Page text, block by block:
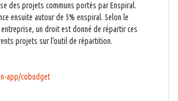
des projets communs portés par Enspiral.
ensuite autour de 5% enspiral. Selon le
un droit est donné de répartir ces
projets sur l’outil de répartition.
app/cobudget